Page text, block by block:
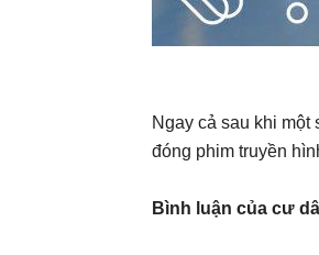
Ngay cả sau khi
đóng phim truyền
Bình luận của cư